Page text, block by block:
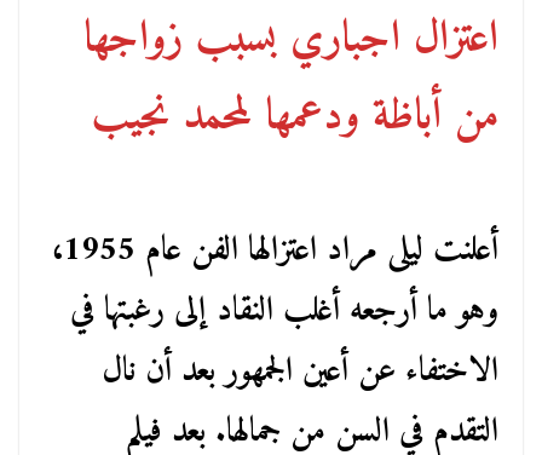
اعتزال اجباري بسبب زواجها
من أباظة ودعمها لمحمد نجيب
أعلنت ليلى مراد اعتزالها الفن عام 1955،
وهو ما أرجعه أغلب النقاد إلى رغبتها في
الاختفاء عن أعين الجمهور بعد أن نال
التقدم في السن من جمالها. بعد فيلم